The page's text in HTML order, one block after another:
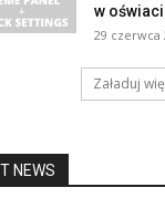
w
29 czerwca
Załaduj
NEWS